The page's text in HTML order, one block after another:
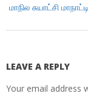
மாநில சுயாட்சி
LEAVE A REPLY
Your email address